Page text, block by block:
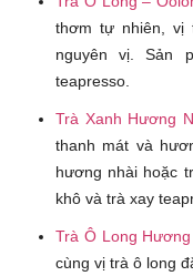
thơm tự nhiên, vị
nguyên vị. Sản
teapresso.
Trà Xanh Hương
thanh mát và
hương nhài hoặc
khô và trà xay
Trà Ô Long
cùng vị trà ô long